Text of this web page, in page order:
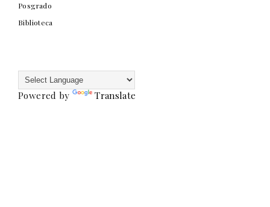
Posgrado
Biblioteca
Powered by Translate